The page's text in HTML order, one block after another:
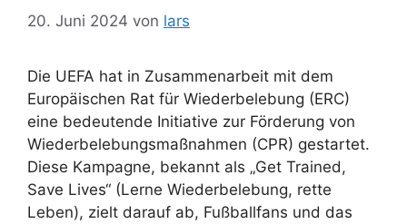
20. Juni 2024 von lars
Die UEFA hat in Zusammenarbeit mit dem
Europäischen Rat für Wiederbelebung (ERC)
eine bedeutende Initiative zur Förderung von
Wiederbelebungsmaßnahmen (CPR) gestartet.
Diese Kampagne, bekannt als „Get Trained,
Save Lives“ (Lerne Wiederbelebung, rette
Leben), zielt darauf ab, Fußballfans und das